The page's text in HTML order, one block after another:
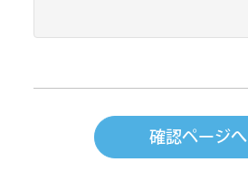
確認ページへ